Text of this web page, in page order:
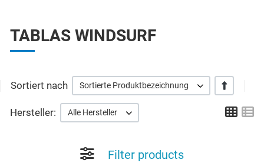
TABLAS WINDSURF
Sortiert nach Sortierte Produktbezeichnung +/-
Hersteller: Alle Hersteller Grid
Filter products